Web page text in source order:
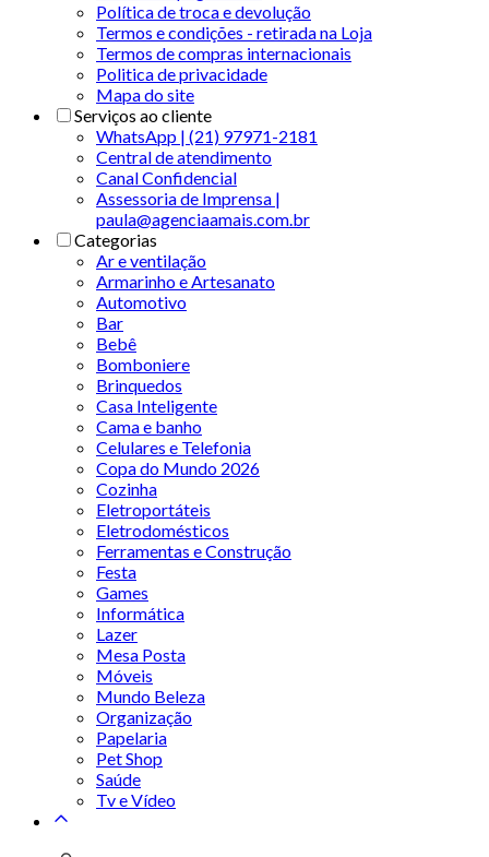
Política de troca e devolução
Termos e condições - retirada na Loja
Termos de compras internacionais
Politica de privacidade
Mapa do site
Serviços ao cliente
WhatsApp | (21) 97971-2181
Central de atendimento
Canal Confidencial
Assessoria de Imprensa |
paula@agenciaamais.com.br
Categorias
Ar e ventilação
Armarinho e Artesanato
Automotivo
Bar
Bebê
Bomboniere
Brinquedos
Casa Inteligente
Cama e banho
Celulares e Telefonia
Copa do Mundo 2026
Cozinha
Eletroportáteis
Eletrodomésticos
Ferramentas e Construção
Festa
Games
Informática
Lazer
Mesa Posta
Móveis
Mundo Beleza
Organização
Papelaria
Pet Shop
Saúde
Tv e Vídeo